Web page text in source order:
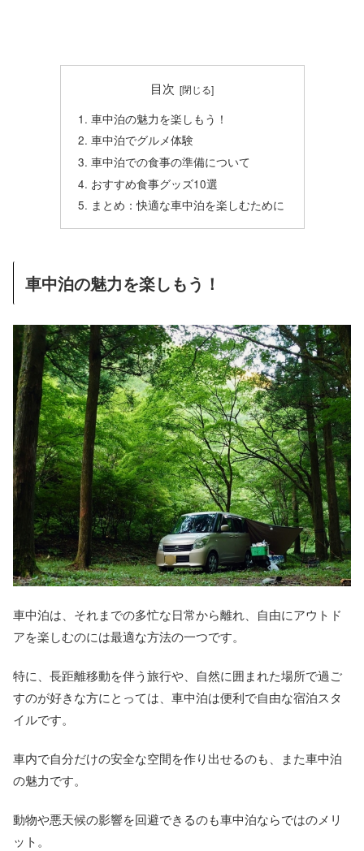
目次
車中泊の魅力を楽しもう！
車中泊でグルメ体験
車中泊での食事の準備について
おすすめ食事グッズ10選
まとめ：快適な車中泊を楽しむために
車中泊の魅力を楽しもう！
車中泊は、それまでの多忙な日常から離れ、自由にアウトド
アを楽しむのには最適な方法の一つです。
特に、長距離移動を伴う旅行や、自然に囲まれた場所で過ご
すのが好きな方にとっては、車中泊は便利で自由な宿泊スタ
イルです。
車内で自分だけの安全な空間を作り出せるのも、また車中泊
の魅力です。
動物や悪天候の影響を回避できるのも車中泊ならではのメリ
ット。